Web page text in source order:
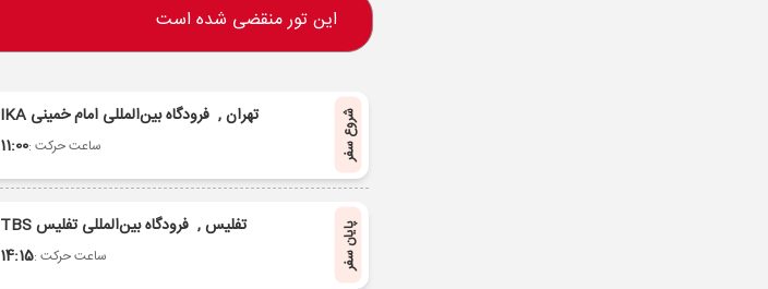
این تور منقضی شده است
شروع سفر تهران , فرودگاه بین‌المللی امام خمینی IKA
ساعت حرکت :11:00
پایان سفر تفلیس , فرودگاه بین‌المللی تفلیس TBS
ساعت حرکت :14:15